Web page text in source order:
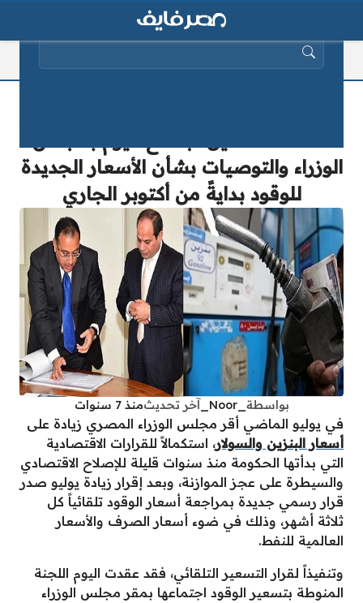
الوزراء والتوصيات بشأن الأسعار الجديدة
للوقود بدايةً من أكتوبر الجاري
بواسطة _Noor_ آخر تحديثمنذ 7 سنوات
في يوليو الماضي أقر مجلس الوزراء المصري زيادة على
أسعار البنزين والسولار، استكمالاً للقرارات الاقتصادية
التي بدأتها الحكومة منذ سنوات قليلة للإصلاح الاقتصادي
والسيطرة على عجز الموازنة، وبعد إقرار زيادة يوليو صدر
قرار رسمي جديدة بمراجعة أسعار الوقود تلقائياً كل
ثلاثة أشهر، وذلك في ضوء أسعار الصرف والأسعار
العالمية للنفط.
وتنفيذاً لقرار التسعير التلقائي، فقد عقدت اليوم اللجنة
المنوطة بتسعير الوقود اجتماعها بمقر مجلس الوزراء
البحث عن: